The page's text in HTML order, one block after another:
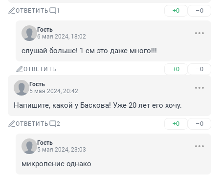
ОТВЕТИТЬ 1 +0 –0
Гость
6 мая 2024, 18:02
слушай больше! 1 см это даже много!!!
ОТВЕТИТЬ +0 –0
Гость
5 мая 2024, 20:42
Напишите, какой у Баскова! Уже 20 лет его хочу.
ОТВЕТИТЬ 2 +0 –0
Гость
5 мая 2024, 23:03
микропенис однако